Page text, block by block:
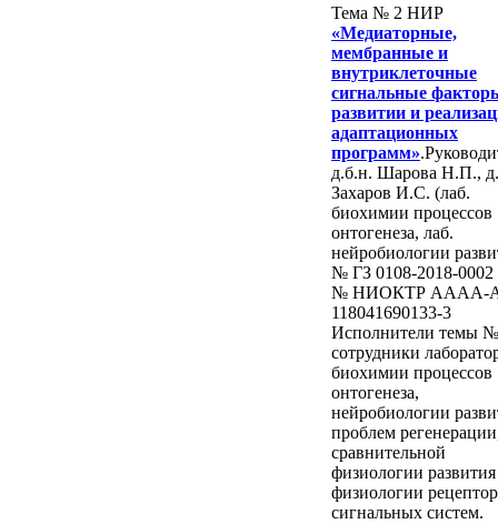
Тема № 2 НИР
«Медиаторные,
мембранные и
внутриклеточные
сигнальные
развитии и
адаптационных
программ»
д.б.н. Шарова Н.П.,
Захаров И.С. (лаб.
биохимии процессов
онтогенеза, лаб.
нейробиологии
№ ГЗ 0108-2018-0002
№ НИОКТР AAAA-
118041690133-3
Исполнители темы
сотрудники
биохимии процессов
онтогенеза,
нейробиологии
проблем
сравнительной
физиологии
физиологии
сигнальных систем.